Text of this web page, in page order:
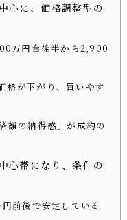
心に、価格調整型の
万円台後半から2,900
格が下がり、買いやす
額の納得感」が成約の
心帯になり、条件の
前後で安定している